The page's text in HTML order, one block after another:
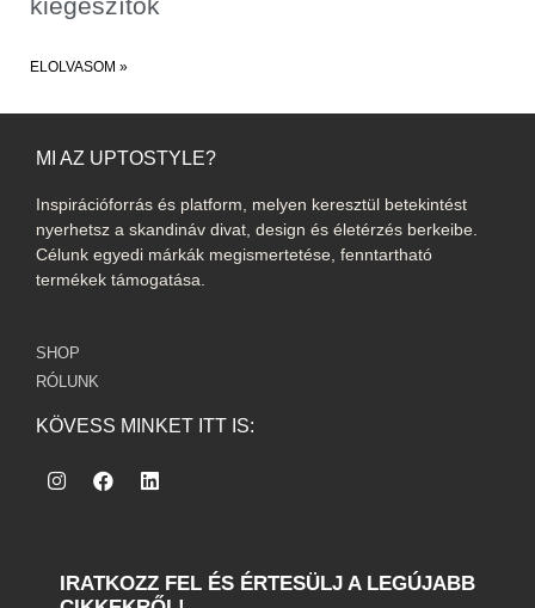
kiegészítők
ELOLVASOM »
MI AZ UPTOSTYLE?
Inspirációforrás és platform, melyen keresztül betekintést
nyerhetsz a skandináv divat, design és életérzés berkeibe.
Célunk egyedi márkák megismertetése, fenntartható
termékek támogatása.
SHOP
RÓLUNK
KÖVESS MINKET ITT IS:
IRATKOZZ FEL ÉS ÉRTESÜLJ A LEGÚJABB